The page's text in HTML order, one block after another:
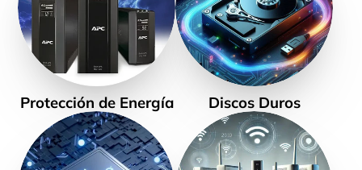
Protección de Energía Discos Duros